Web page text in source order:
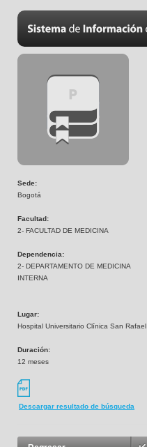
Sede:
Bogotá
Facultad:
2- FACULTAD DE MEDICINA
Dependencia:
2- DEPARTAMENTO DE MEDICINA
INTERNA
Lugar:
Hospital Universitario Clínica San Rafael
Duración:
12 meses
Descargar resultado de búsqueda